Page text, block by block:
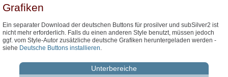
Grafiken
Ein separater Download der deutschen Buttons für prosilver und subSilver2 ist
nicht mehr erforderlich. Falls du einen anderen Style benutzt, müssen jedoch
ggf. vom Style-Autor zusätzliche deutsche Grafiken heruntergeladen werden -
siehe Deutsche Buttons installieren.
Unterbereiche